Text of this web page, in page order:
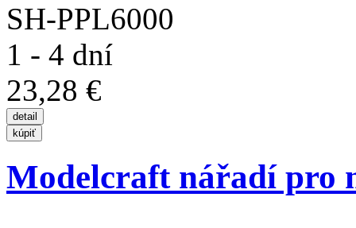
SH-PPL6000
1 - 4 dní
23,28 €
Modelcraft nářadí pro